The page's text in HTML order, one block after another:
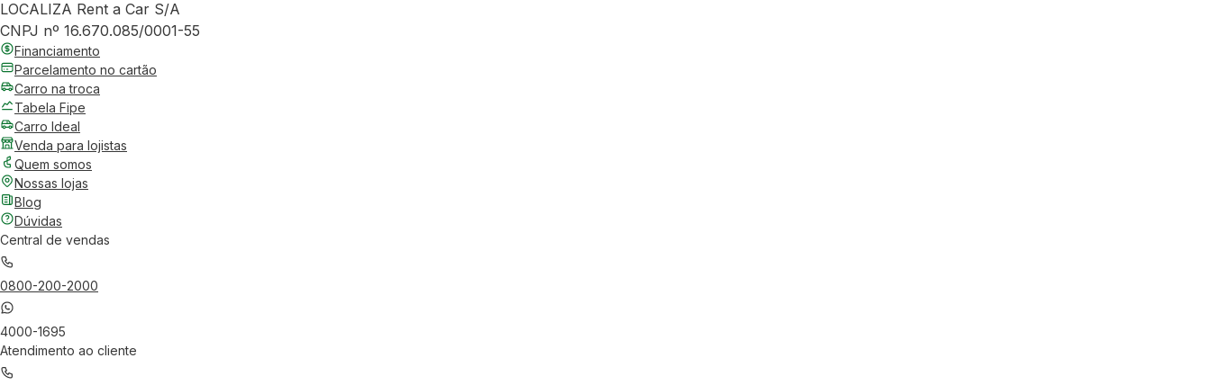
LOCALIZA Rent a Car S/A
CNPJ nº 16.670.085/0001-55
Financiamento
Parcelamento no cartão
Carro na troca
Tabela Fipe
Carro Ideal
Venda para lojistas
Quem somos
Nossas lojas
Blog
Dúvidas
Central de vendas
0800-200-2000
4000-1695
Atendimento ao cliente